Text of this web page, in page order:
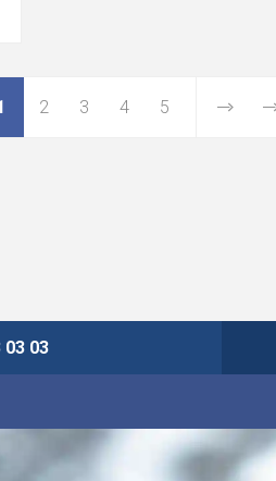
2 3 4 5
03 03